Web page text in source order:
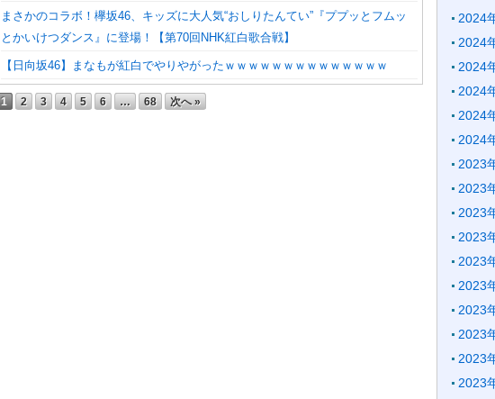
まさかのコラボ！欅坂46、キッズに大人気“おしりたんてい”『ププッとフムッ
とかいけつダンス』に登場！【第70回NHK紅白歌合戦】
【日向坂46】まなもが紅白でやりやがったｗｗｗｗｗｗｗｗｗｗｗｗｗｗ
1 2 3 4 5 6 … 68 次へ »
2024
2024
2024
2024
2024
2024
2023
2023
2023
2023
2023
2023
2023
2023
2023
2023